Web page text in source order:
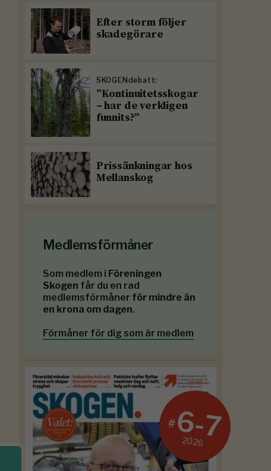
Efter storm följer
skadegörare
SKOGENdebatt:
”Kontinuitetsskogar
– har de verkligen
funnits?”
Prissänkningar hos
Mellanskog
Medlemsförmåner
Som medlem i Föreningen
Skogen får du en rad
medlemsförmåner för mindre än
en krona om dagen.
Förmåner för dig som är medlem
#6-7
2026